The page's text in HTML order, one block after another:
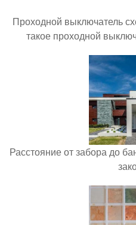
Проходной выключатель
такое проходной
Расстояние от забора до